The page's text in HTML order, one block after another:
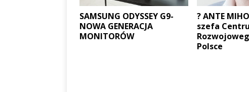
SAMSUNG ODYSSEY G9-
NOWA GENERACJA
MONITORÓW
? ANTE
szefa
Polsce